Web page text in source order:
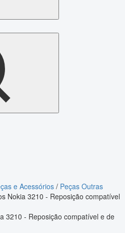
e Acessórios / Peças Outras
Nokia 3210 - Reposição compatível